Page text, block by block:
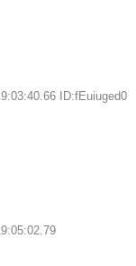
ID:fEuiuged0